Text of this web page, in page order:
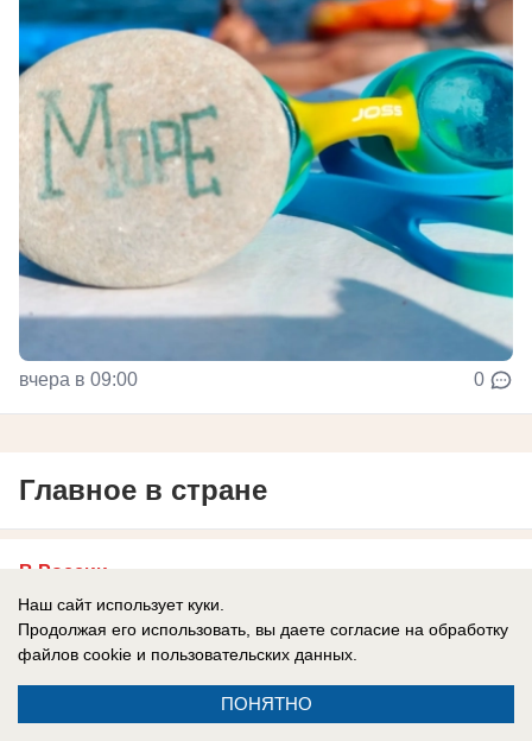
вчера в 09:00 0
Главное в стране
В России
«Россию? На слабо?»: почему
провалилась игра Трампа с обещанием
Зеленскому лицензии на ракеты для
Наш сайт использует куки.
Продолжая его использовать, вы даете согласие на обработку
файлов cookie и пользовательских данных.
ПОНЯТНО